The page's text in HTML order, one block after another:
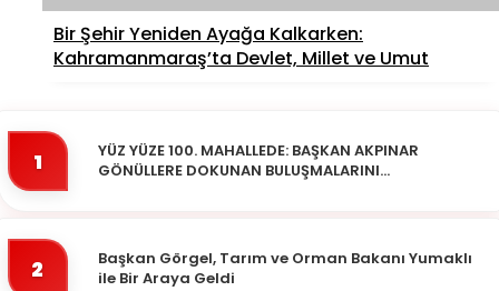
Bir Şehir Yeniden Ayağa Kalkarken:
Kahramanmaraş’ta Devlet, Millet ve Umut
1
YÜZ YÜZE 100. MAHALLEDE: BAŞKAN AKPINAR
GÖNÜLLERE DOKUNAN BULUŞMALARINI
2
Başkan Görgel, Tarım ve Orman Bakanı Yumaklı
ile Bir Araya Geldi